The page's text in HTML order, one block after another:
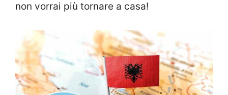
non vorrai più tornare a casa!